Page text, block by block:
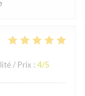
/ Prix : 4/5